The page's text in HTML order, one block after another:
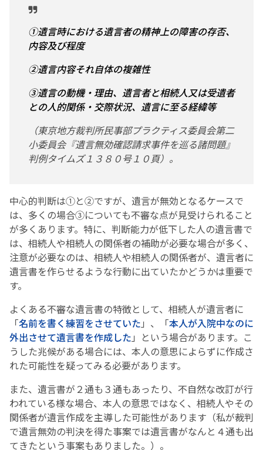
①遺言時における遺言者の精神上の障害の存否、
内容及び程度
②遺言内容それ自体の複雑性
③遺言の動機・理由、遺言者と相続人又は受遺者
との人的関係・交際状況、遺言に至る経緯等
（東京地方裁判所民事部プラクティス委員会第二
小委員会『遺言無効確認請求事件を巡る諸問題』
判例タイムズ１３８０号１０頁）。
中心的判断は①と②ですが、遺言が無効となるケースで
は、多くの場合③についても不審な点が見受けられること
が多くあります。特に、判断能力が低下した人の遺言書で
は、相続人や相続人の関係者の補助が必要な場合が多く、
注意が必要なのは、相続人や相続人の関係者が、遺言者に
遺言書を作らせるような行動に出ていたかどうかは重要で
す。
よくある不審な遺言書の特徴として、相続人が遺言者に
「名前を書く練習をさせていた 」、「本人が入院中なのに
外出させて遺言書を作成した 」という場合があります。こ
うした兆候がある場合には、本人の意思によらずに作成さ
れた可能性を疑ってみる必要があります。
また、遺言書が２通も３通もあったり、不自然な改訂が行
われている様な場合、本人の意思ではなく、相続人やその
関係者が遺言作成を主導した可能性があります（私が裁判
で遺言無効の判決を得た事案では遺言書がなんと４通も出
てきたという事案もありました。）。